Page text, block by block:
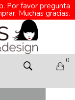
Por favor pregunta
Muchas gracias.
0